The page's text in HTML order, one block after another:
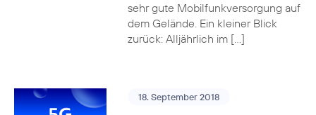
sehr gute Mobilfunkversorgung auf
dem Gelände. Ein kleiner Blick
zurück: Alljährlich im […]
18. September 2018